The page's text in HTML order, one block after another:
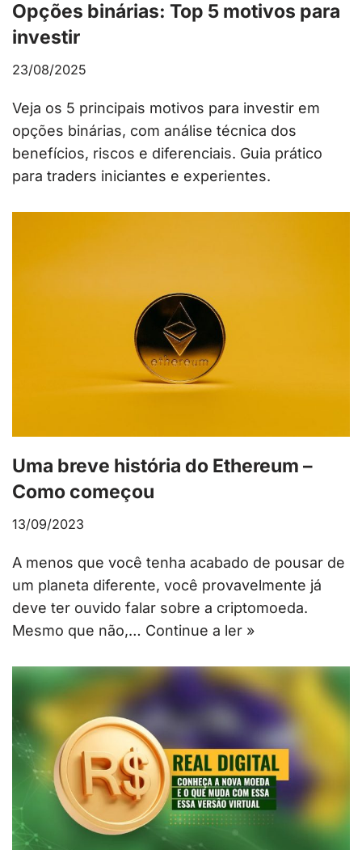
Opções binárias: Top 5 motivos para
investir
23/08/2025
Veja os 5 principais motivos para investir em
opções binárias, com análise técnica dos
benefícios, riscos e diferenciais. Guia prático
para traders iniciantes e experientes.
Uma breve história do Ethereum –
Como começou
13/09/2023
A menos que você tenha acabado de pousar de
um planeta diferente, você provavelmente já
deve ter ouvido falar sobre a criptomoeda.
Mesmo que não,… Continue a ler »